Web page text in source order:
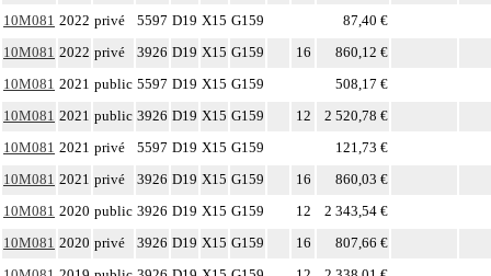
10M081 2022 privé 5597 D19 X15 G159
87,40 €
10M081 2022 privé 3926 D19 X15 G159 16
860,12 €
10M081 2021 public 5597 D19 X15 G159
508,17 €
10M081 2021 public 3926 D19 X15 G159 12
2 520,78 €
10M081 2021 privé 5597 D19 X15 G159
121,73 €
10M081 2021 privé 3926 D19 X15 G159 16
860,03 €
10M081 2020 public 3926 D19 X15 G159 12
2 343,54 €
10M081 2020 privé 3926 D19 X15 G159 16
807,66 €